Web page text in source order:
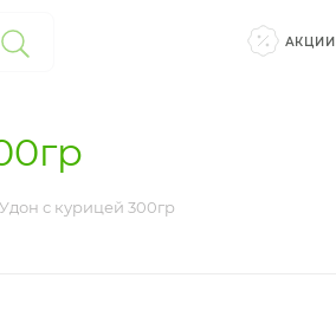
АКЦИИ
Удон с курицей 300гр